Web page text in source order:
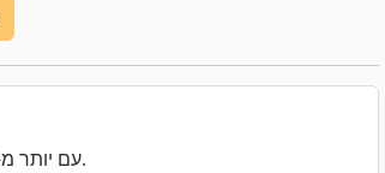
עכשיו חפש את כל Machineseeker עם יותר מ-200,000 מכונות יד שנייה.